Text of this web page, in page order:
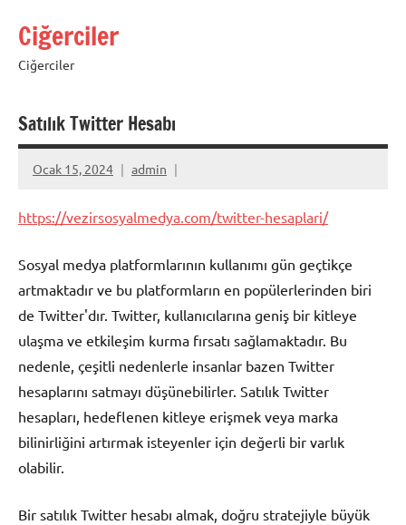
geçCiğerciler
Ciğerciler
Satılık Twitter Hesabı
Ocak 15, 2024 admin
https://vezirsosyalmedya.com/twitter-hesaplari/
Sosyal medya platformlarının kullanımı gün geçtikçe
artmaktadır ve bu platformların en popülerlerinden biri
de Twitter'dır. Twitter, kullanıcılarına geniş bir kitleye
ulaşma ve etkileşim kurma fırsatı sağlamaktadır. Bu
nedenle, çeşitli nedenlerle insanlar bazen Twitter
hesaplarını satmayı düşünebilirler. Satılık Twitter
hesapları, hedeflenen kitleye erişmek veya marka
bilinirliğini artırmak isteyenler için değerli bir varlık
olabilir.
Bir satılık Twitter hesabı almak, doğru stratejiyle büyük